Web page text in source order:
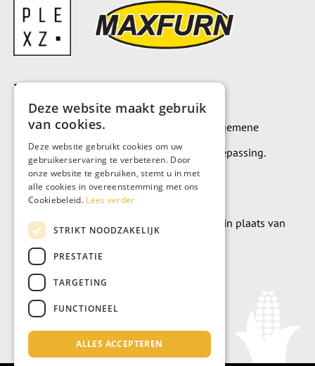
Voorwaarden
Op alle leveringen en diensten zijn onze algemene
leverings- en betalingsvoorwaarden van toepassing.
Algemene voorwaarden
Wilt u geld doneren? Dat kan uiteraard ook in plaats van
meubels te kopen.
Doneer
Deze website maakt gebruik
van cookies.
Deze website gebruikt cookies om uw
gebruikerservaring te verbeteren. Door
onze website te gebruiken, stemt u in met
alle cookies in overeenstemming met ons
Cookiebeleid. Lees verder
STRIKT NOODZAKELIJK
PRESTATIE
TARGETING
FUNCTIONEEL
ALLES ACCEPTEREN